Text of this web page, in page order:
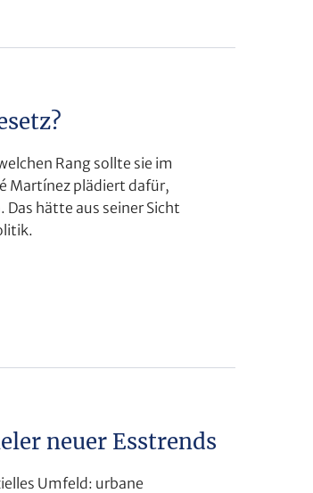
Rang sollte sie im
Martínez plädiert dafür,
hätte aus seiner Sicht
neuer Esstrends
Umfeld: urbane